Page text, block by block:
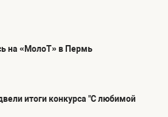
на «МолоТ» в Пермь
итоги конкурса "С любимой